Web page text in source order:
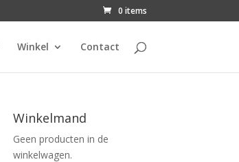
0 items
Winkel Contact
Winkelmand
Geen producten in de
winkelwagen.